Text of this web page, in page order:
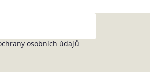
osobních údajů